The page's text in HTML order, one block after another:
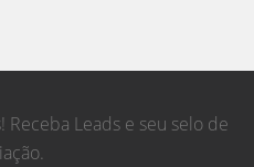
Receba Leads e seu selo de